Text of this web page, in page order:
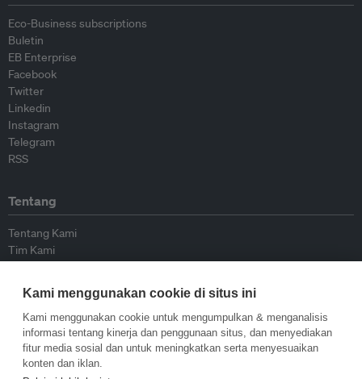
Eco-Business subscriptions
Buletin
EB Enterprise
Facebook
Twitter
Linkedin
Instagram
Telegram
RSS
Tentang
Tentang Kami
Tim Kami
Kontributor
Hubungi Kami
Kebijakan
Kami menggunakan cookie di situs ini
Kami menggunakan cookie untuk mengumpulkan & menganalisis
informasi tentang kinerja dan penggunaan situs, dan menyediakan
fitur media sosial dan untuk meningkatkan serta menyesuaikan
konten dan iklan.